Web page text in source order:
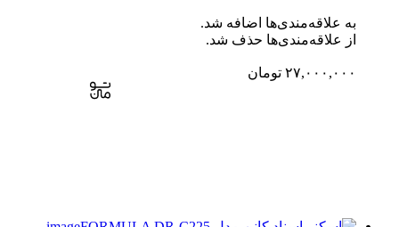
به علاقه‌مندی‌ها اضافه شد.
از علاقه‌مندی‌ها حذف شد.
۲۷,۰۰۰,۰۰۰ تومان